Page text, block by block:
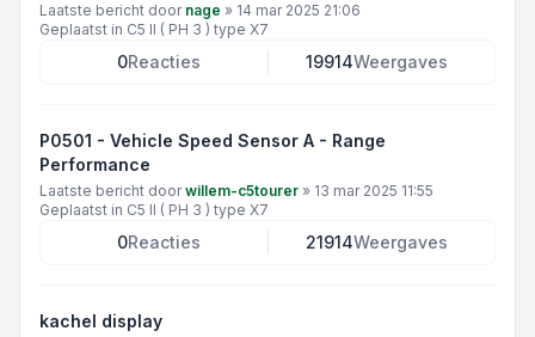
Laatste bericht door nage » 14 mar 2025 21:06
Geplaatst in C5 II ( PH 3 ) type X7
0Reacties 19914Weergaves
P0501 - Vehicle Speed Sensor A - Range
Performance
Laatste bericht doorwillem-c5tourer » 13 mar 2025 11:55
Geplaatst in C5 II ( PH 3 ) type X7
0Reacties 21914Weergaves
kachel display